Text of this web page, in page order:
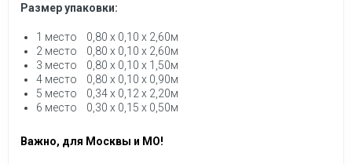
Размер упаковки:
1 место 0,80 х 0,10 х 2,60м
2 место 0,80 х 0,10 х 2,60м
3 место 0,80 х 0,10 х 1,50м
4 место 0,80 х 0,10 х 0,90м
5 место 0,34 х 0,12 х 2,20м
6 место 0,30 х 0,15 х 0,50м
Важно, для Москвы и МО!